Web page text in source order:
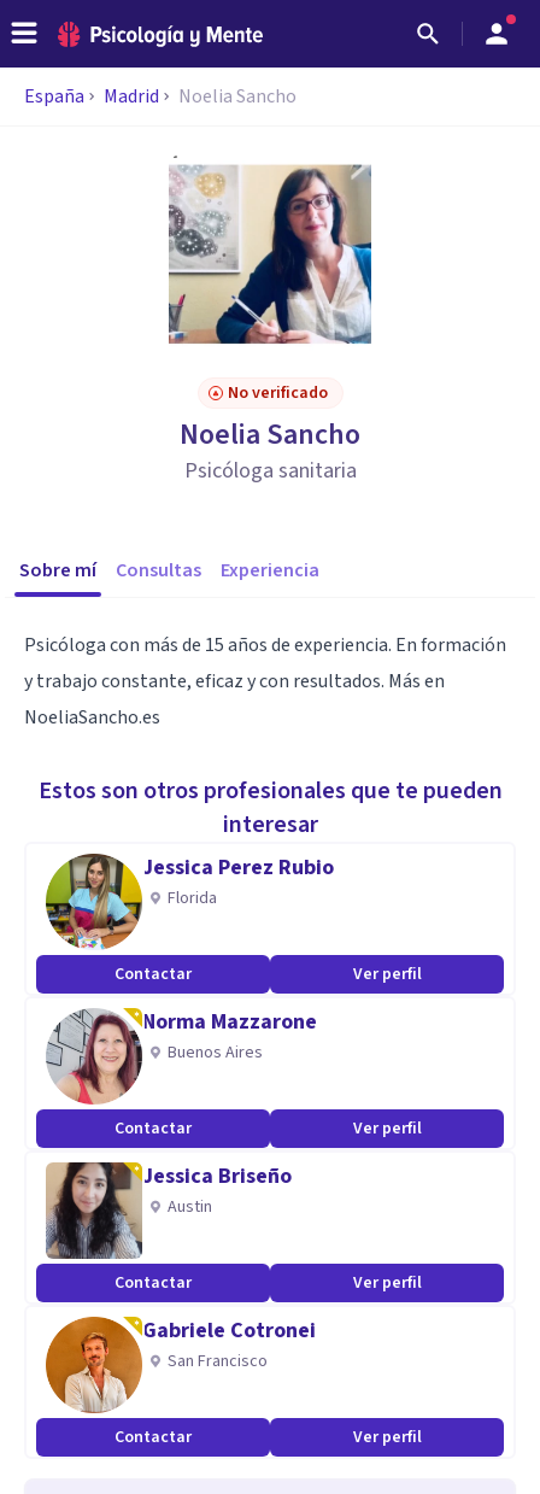
España Madrid Noelia Sancho
No verificado
Noelia Sancho
Psicóloga sanitaria
Sobre mí Consultas Experiencia
Psicóloga con más de 15 años de experiencia. En formación
y trabajo constante, eficaz y con resultados. Más en
NoeliaSancho.es
Estos son otros profesionales que te pueden
interesar
Jessica Perez Rubio
Florida
Contactar Ver perfil
Norma Mazzarone
Buenos Aires
Contactar Ver perfil
Jessica Briseño
Austin
Contactar Ver perfil
Gabriele Cotronei
San Francisco
Contactar Ver perfil